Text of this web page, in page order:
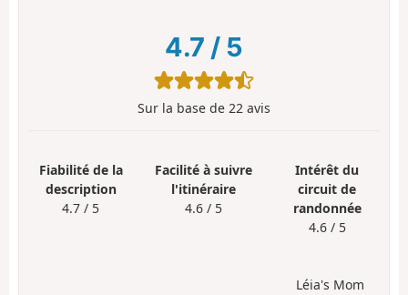
4.7 / 5
Sur la base de 22 avis
Fiabilité de la
description
4.7 / 5
Facilité à suivre
l'itinéraire
4.6 / 5
Intérêt du
circuit de
randonnée
4.6 / 5
Léia's Mom